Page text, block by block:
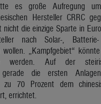
es große Aufregung
Hersteller CRRC
die einzige Sparte in
nach Solar-,
„Kampfgebiet“
werden. Auf der
gerade die ersten
zu 70 Prozent dem
errichtet.